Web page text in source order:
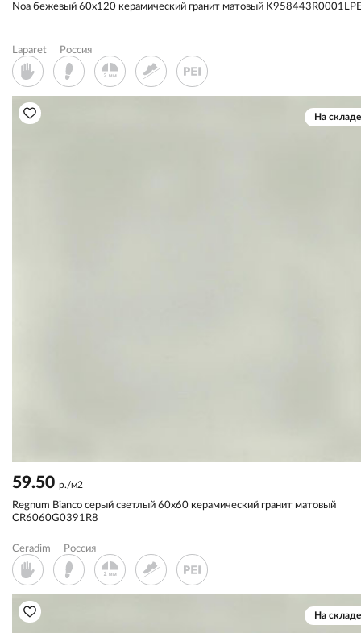
Noa бежевый 60x120 керамический гранит матовый
Laparet Россия
На складе
59.50 р./м2
Regnum Bianco серый светлый 60x60 керамический гранит матовый
CR6060G0391R8
Ceradim Россия
На складе